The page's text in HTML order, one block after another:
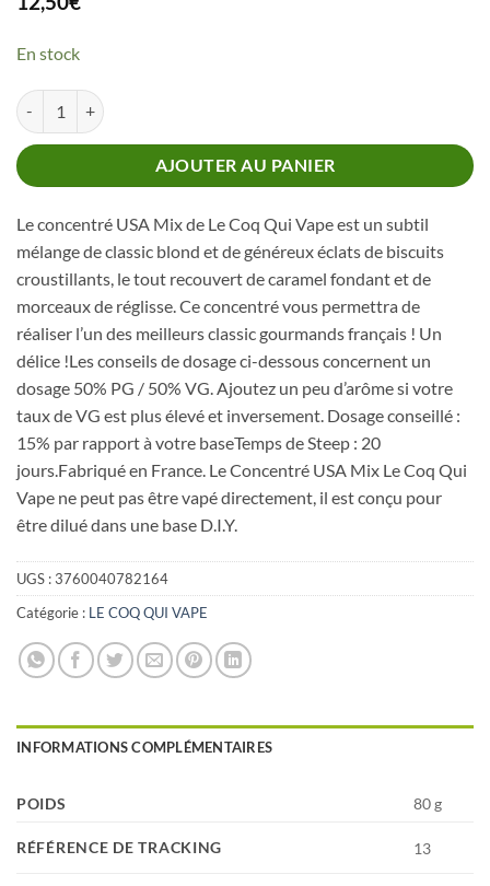
En stock
quantité de Concentré USA Mix Le Coq Qui Vape
AJOUTER AU PANIER
Le concentré USA Mix de Le Coq Qui Vape est un subtil
mélange de classic blond et de généreux éclats de biscuits
croustillants, le tout recouvert de caramel fondant et de
morceaux de réglisse. Ce concentré vous permettra de
réaliser l’un des meilleurs classic gourmands français ! Un
délice !Les conseils de dosage ci-dessous concernent un
dosage 50% PG / 50% VG. Ajoutez un peu d’arôme si votre
taux de VG est plus élevé et inversement. Dosage conseillé :
15% par rapport à votre baseTemps de Steep : 20
jours.Fabriqué en France. Le Concentré USA Mix Le Coq Qui
Vape ne peut pas être vapé directement, il est conçu pour
être dilué dans une base D.I.Y.
UGS :3760040782164
Catégorie : LE COQ QUI VAPE
INFORMATIONS COMPLÉMENTAIRES
POIDS 80 g
RÉFÉRENCE DE TRACKING 13